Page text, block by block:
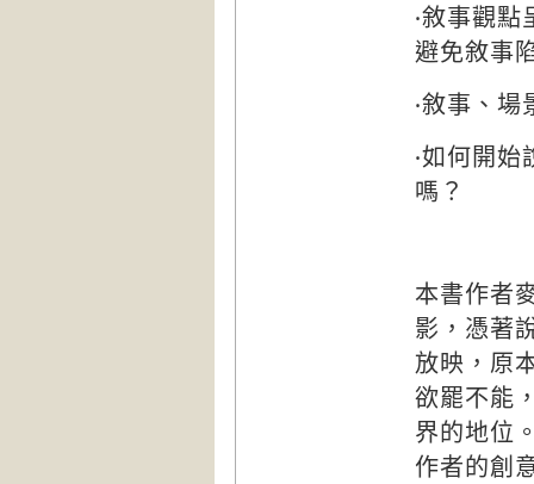
‧敘事觀
避免敘事
‧敘事、
‧如何開
嗎？
本書作者
影，憑著
放映，原
欲罷不能
界的地位
作者的創